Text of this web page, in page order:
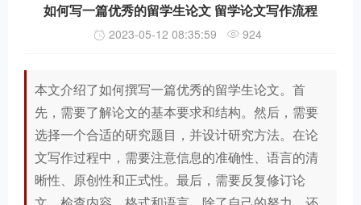
如何写一篇优秀的留学生论文 留学论文写作流程
2023-05-12 08:35:59 924
本文介绍了如何撰写一篇优秀的留学生论文。首
先，需要了解论文的基本要求和结构。然后，需要
选择一个合适的研究题目，并设计研究方法。在论
文写作过程中，需要注意信息的准确性、语言的清
晰性、原创性和正式性。最后，需要反复修订论